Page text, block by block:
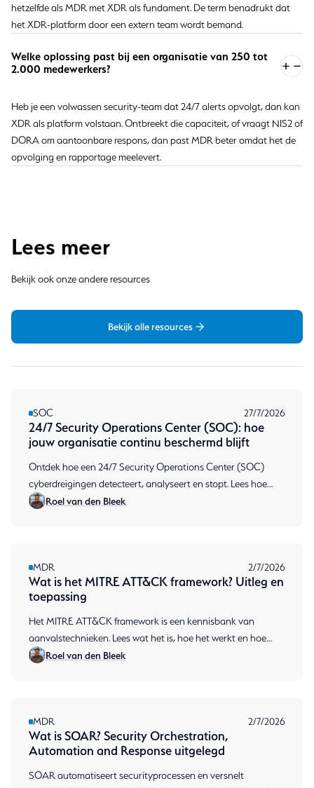
hetzelfde als MDR met XDR als fundament. De term benadrukt dat
het XDR-platform door een extern team wordt bemand.
Welke oplossing past bij een organisatie van 250 tot
2.000 medewerkers?
Heb je een volwassen security-team dat 24/7 alerts opvolgt, dan kan
XDR als platform volstaan. Ontbreekt die capaciteit, of vraagt NIS2 of
DORA om aantoonbare respons, dan past MDR beter omdat het de
opvolging en rapportage meelevert.
Lees meer
Bekijk ook onze andere resources
Bekijk alle resources
SOC 27/7/2026
24/7 Security Operations Center (SOC): hoe
jouw organisatie continu beschermd blijft
Ontdek hoe een 24/7 Security Operations Center (SOC)
cyberdreigingen detecteert, analyseert en stopt. Lees hoe
continue monitoring jouw organisatie beschermt.
Roel van den Bleek
MDR 2/7/2026
Wat is het MITRE ATT&CK framework? Uitleg en
toepassing
Het MITRE ATT&CK framework is een kennisbank van
aanvalstechnieken. Lees wat het is, hoe het werkt en hoe
MDR het inzet voor detectie. Plan een gesprek.
Roel van den Bleek
MDR 2/7/2026
Wat is SOAR? Security Orchestration,
Automation and Response uitgelegd
SOAR automatiseert securityprocessen en versnelt